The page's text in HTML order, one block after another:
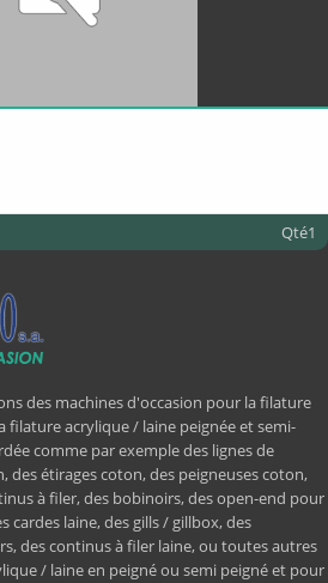
Qté1
des machines d'occasion pour la filature
filature acrylique / laine peignée et semi-
comme par exemple des lignes de
des étirages coton, des peigneuses coton,
à filer, des bobinoirs, des open-end pour
cardes laine, des gills / gillbox, des
des continus à filer laine, ou toutes autres
/ laine en peigné ou semi peigné et pour